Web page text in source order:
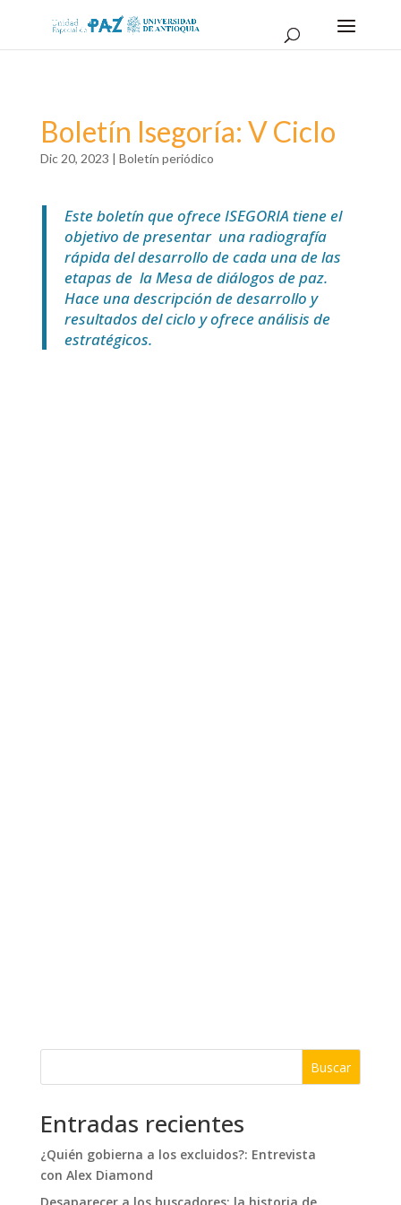
Boletín Isegoría: V Ciclo
Dic 20, 2023 | Boletín periódico
Este boletín que ofrece ISEGORIA tiene el
objetivo de presentar una radiografía
rápida del desarrollo de cada una de las
etapas de la Mesa de diálogos de paz.
Hace una descripción de desarrollo y
resultados del ciclo y ofrece análisis de
estratégicos.
Buscar
Entradas recientes
¿Quién gobierna a los excluidos?: Entrevista
con Alex Diamond